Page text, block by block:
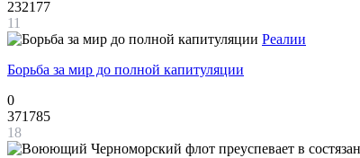
232177
11
Реалии
Борьба за мир до полной капитуляции
0
371785
18